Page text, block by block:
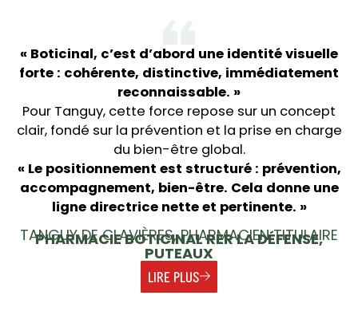
« Boticinal, c’est d’abord une identité visuelle
forte : cohérente, distinctive, immédiatement
reconnaissable. »
Pour Tanguy, cette force repose sur un concept
clair, fondé sur la prévention et la prise en charge
du bien-être global.
« Le positionnement est structuré : prévention,
accompagnement, bien-être. Cela donne une
ligne directrice nette et pertinente. »
TANGUY DE CLAVIÈRES, PHARMACIEN TITULAIRE
PHARMACIE BOTICINAL RER LA DÉFENSE,
PUTEAUX
LIRE PLUS